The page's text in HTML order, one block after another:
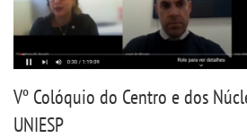
Vº Colóquio do Centro e dos
UNIESP